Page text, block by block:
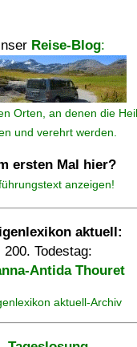
Reise-Blog:
Orten, an denen die
und verehrt werden.
ersten Mal hier?
anzeigen!
aktuell:
200. Todestag:
Antida Thouret
aktuell-Archiv